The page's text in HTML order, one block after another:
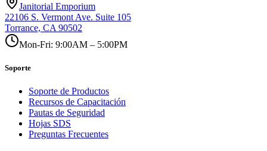
Janitorial Emporium
22106 S. Vermont Ave. Suite 105
Torrance, CA 90502
Mon-Fri: 9:00AM – 5:00PM
Soporte
Soporte de Productos
Recursos de Capacitación
Pautas de Seguridad
Hojas SDS
Preguntas Frecuentes